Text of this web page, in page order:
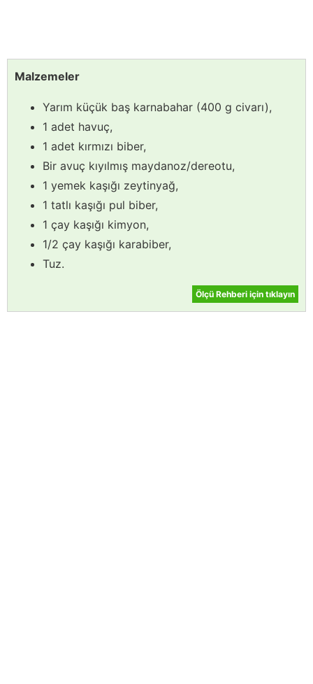
Malzemeler
Yarım küçük baş karnabahar (400 g civarı),
1 adet havuç,
1 adet kırmızı biber,
Bir avuç kıyılmış maydanoz/dereotu,
1 yemek kaşığı zeytinyağ,
1 tatlı kaşığı pul biber,
1 çay kaşığı kimyon,
1/2 çay kaşığı karabiber,
Tuz.
Ölçü Rehberi için tıklayın